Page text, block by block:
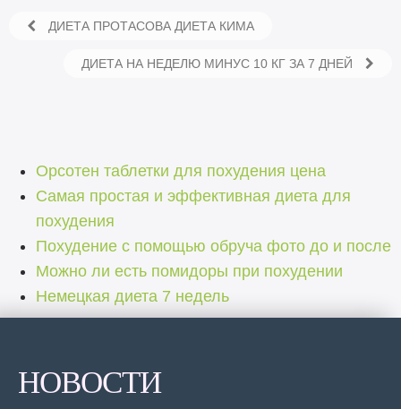
ДИЕТА ПРОТАСОВА ДИЕТА КИМА
ДИЕТА НА НЕДЕЛЮ МИНУС 10 КГ ЗА 7 ДНЕЙ
Орсотен таблетки для похудения цена
Самая простая и эффективная диета для
похудения
Похудение с помощью обруча фото до и после
Можно ли есть помидоры при похудении
Немецкая диета 7 недель
НОВОСТИ